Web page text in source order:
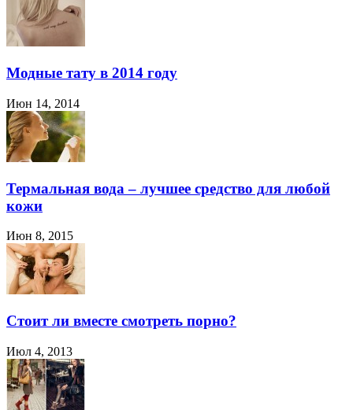
Модные тату в 2014 году
Июн 14, 2014
Термальная вода – лучшее средство для любой
кожи
Июн 8, 2015
Стоит ли вместе смотреть порно?
Июл 4, 2013